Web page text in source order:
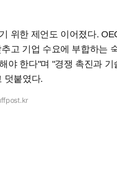
위한 제언도 이어졌다.
고 기업 수요에 부합하는
야 한다"며 "경쟁 촉진과
덧붙였다.